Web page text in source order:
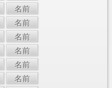
名前
名前
名前
名前
名前
名前